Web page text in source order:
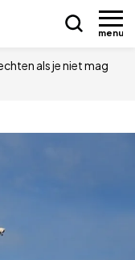
menu
als je niet mag